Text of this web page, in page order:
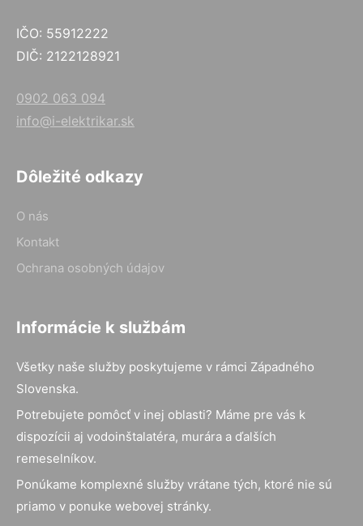
IČO: 55912222
DIČ: 2122128921
0902 063 094
info@i-elektrikar.sk
Dôležité odkazy
O nás
Kontakt
Ochrana osobných údajov
Informácie k službám
Všetky naše služby poskytujeme v rámci Západného
Slovenska.
Potrebujete pomôcť v inej oblasti? Máme pre vás k
dispozícii aj vodoinštalatéra, murára a ďalších
remeselníkov.
Ponúkame komplexné služby vrátane tých, ktoré nie sú
priamo v ponuke webovej stránky.